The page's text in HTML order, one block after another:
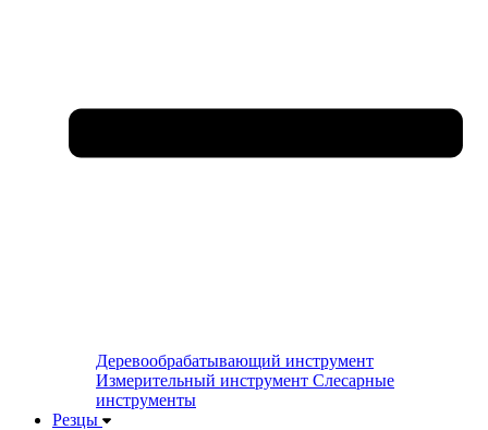
Деревообрабатывающий инструмент
Измерительный инструмент Слесарные
инструменты
Резцы